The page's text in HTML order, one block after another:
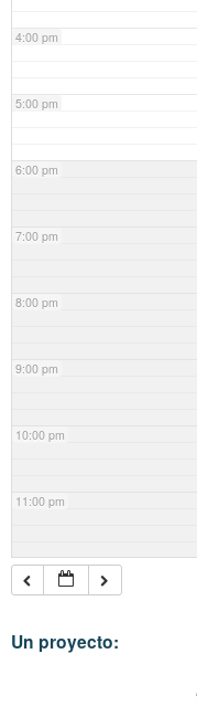
4:00 pm
5:00 pm
6:00 pm
7:00 pm
8:00 pm
9:00 pm
10:00 pm
11:00 pm
Un proyecto: